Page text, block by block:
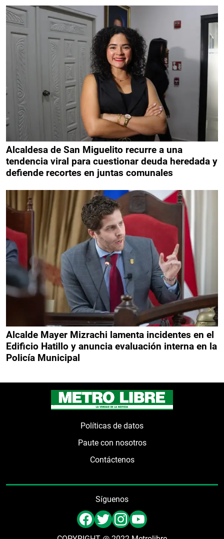
Alcaldesa de San Miguelito recurre a una
tendencia viral para cuestionar deuda heredada y
defiende recortes en juntas comunales
Alcalde Mayer Mizrachi lamenta incidentes en el
Edificio Hatillo y anuncia evaluación interna en la
Policía Municipal
Políticas de datos
Paute con nosotros
Contáctenos
Síguenos